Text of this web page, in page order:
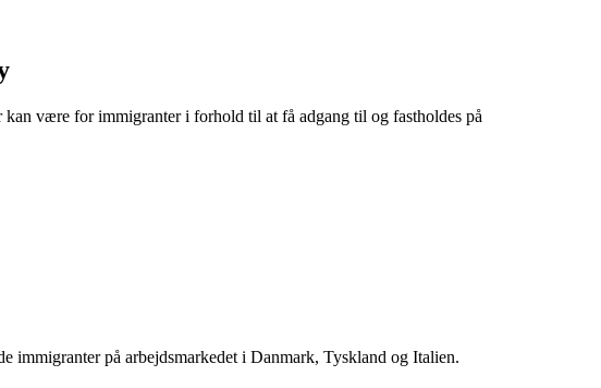
være for immigranter i forhold til at få adgang til og fastholdes på
immigranter på arbejdsmarkedet i Danmark, Tyskland og Italien.